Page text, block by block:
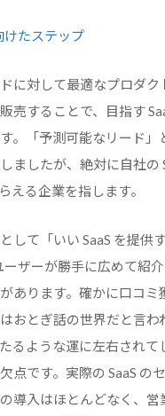
けたステップ
に対して最適なプロダク
売することで、目指す
。「予測可能なリード」
ましたが、絶対に自社の
える企業を指します。
して「いい SaaS を提供す
ーザーが勝手に広めて紹
あります。確かに口コミ
おとぎ話の世界だと言わ
るような運に左右されて
点です。実際の SaaS の
導入はほとんどなく、営